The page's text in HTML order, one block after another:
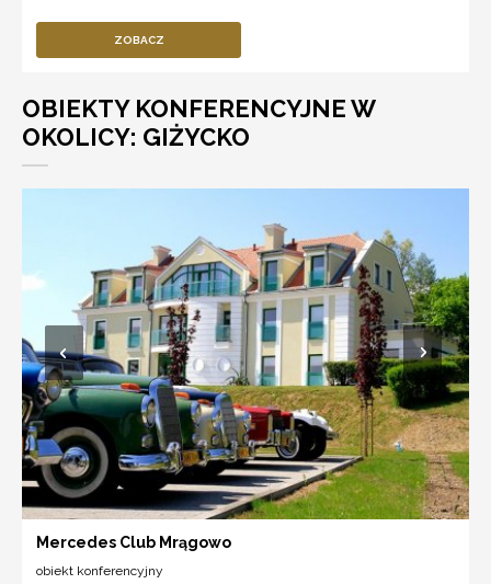
ZOBACZ
OBIEKTY KONFERENCYJNE W
OKOLICY: GIŻYCKO
Mercedes Club Mrągowo
obiekt konferencyjny